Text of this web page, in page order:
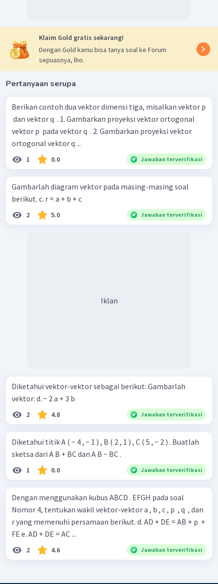
Klaim Gold gratis sekarang!
Dengan Gold kamu bisa tanya soal ke Forum
sepuasnya, lho.
Pertanyaan serupa
Berikan contoh dua vektor dimensi tiga, misalkan vektor p
​ dan vektor q ​ . 1. Gambarkan proyeksi vektor ortogonal
vektor p ​ pada vektor q ​ . 2. Gambarkan proyeksi vektor
ortogonal vektor q ​...
1 0.0 Jawaban terverifikasi
Gambarlah diagram vektor pada masing­-masing soal
berikut. c. r = a + b + c
2 5.0 Jawaban terverifikasi
Iklan
Diketahui vektor-vektor sebagai berikut: Gambarlah
vektor: d. − 2 a + 3 b
2 4.8 Jawaban terverifikasi
Diketahui titik A ( − 4 , − 1 ) , B ( 2 , 1 ) , C ( 5 , − 2 ) . Buatlah
sketsa dari A B + BC dan A B − BC .
1 0.0 Jawaban terverifikasi
Dengan menggunakan kubus ABCD . EFGH pada soal
Nomor 4, tentukan wakil vektor-vektor a , b , c , p ​ , q ​ , dan
r yang memenuhi persamaan berikut. d. AD + DE = AB + p ​ +
FE e. AD + DE = AC ...
2 4.6 Jawaban terverifikasi